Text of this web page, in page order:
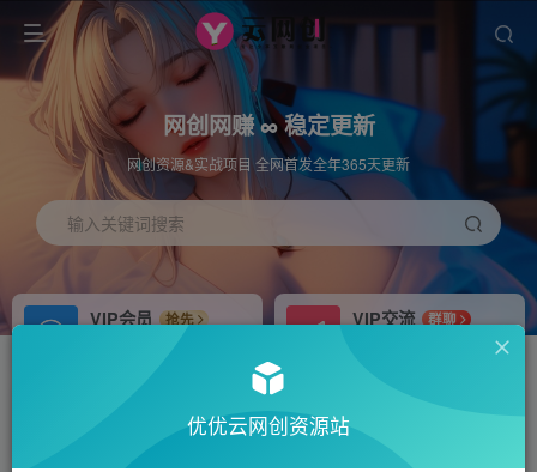
网创网赚 ∞ 稳定更新
网创资源&实战项目 全网首发全年365天更新
输入关键词搜索
VIP会员
抢先
免费下载全站资源
VIP交流
群聊
研究探讨更多创业项目路子。
站长V：hu91275
推荐
优优云网创资源站